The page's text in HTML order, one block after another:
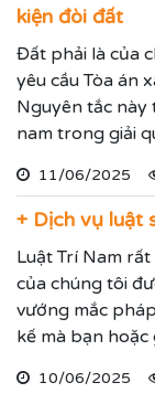
kiện đòi đất
Đất phải là của
yêu cầu Tòa án
Nguyên tắc này
nam trong giải
11/06/2025
+ Dịch vụ luật
Luật Trí Nam
của chúng tôi
vướng mắc
kế mà bạn hoặc
10/06/2025